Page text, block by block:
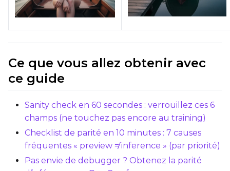
Ce que vous allez obtenir avec
ce guide
Sanity check en 60 secondes : verrouillez ces 6
champs (ne touchez pas encore au training)
Checklist de parité en 10 minutes : 7 causes
fréquentes « preview ≠ inference » (par priorité)
Pas envie de debugger ? Obtenez la parité